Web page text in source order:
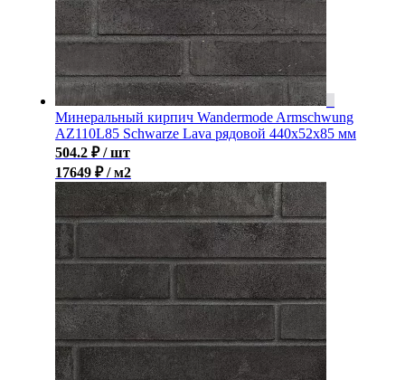
Минеральный кирпич Wandermode Armschwung
AZ110L85 Schwarze Lava рядовой 440x52x85 мм
504.2 ₽ / шт
17649 ₽ / м2